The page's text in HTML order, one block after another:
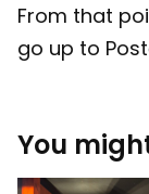
From that
go up to
You